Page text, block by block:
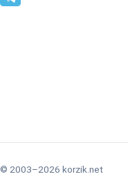
© 2003–2026 korzik.net